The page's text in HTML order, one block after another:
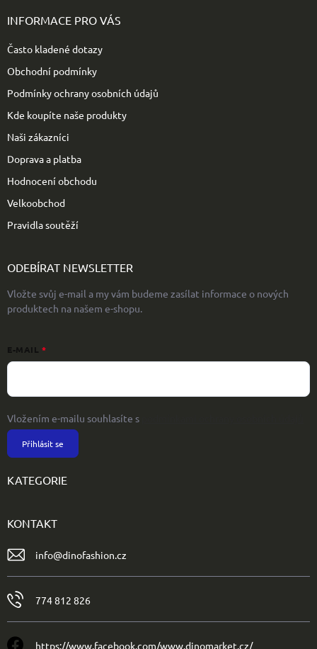
INFORMACE PRO VÁS
Často kladené dotazy
Obchodní podmínky
Podmínky ochrany osobních údajů
Kde koupíte naše produkty
Naši zákazníci
Doprava a platba
Hodnocení obchodu
Velkoobchod
Pravidla soutěží
ODEBÍRAT NEWSLETTER
Vložte svůj e-mail a my vám budeme zasílat informace o nových
produktech na našem e-shopu.
E-MAIL
Vložením e-mailu souhlasíte s
Přihlásit se
KATEGORIE
KONTAKT
info@dinofashion.cz
774 812 826
https://www.facebook.com/www.dinomarket.cz/